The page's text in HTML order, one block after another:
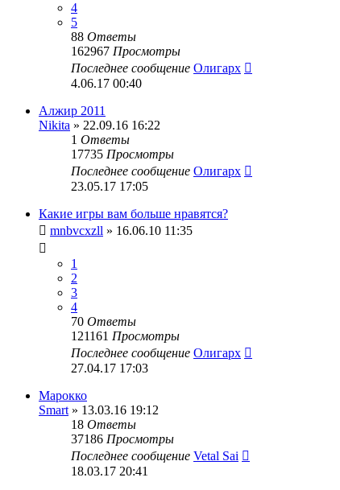
4
5
88 Ответы
162967 Просмотры
Последнее сообщение Олигарх
4.06.17 00:40
Алжир 2011
Nikita » 22.09.16 16:22
1 Ответы
17735 Просмотры
Последнее сообщение Олигарх
23.05.17 17:05
Какие игры вам больше нравятся?
mnbvcxzll » 16.06.10 11:35
1
2
3
4
70 Ответы
121161 Просмотры
Последнее сообщение Олигарх
27.04.17 17:03
Марокко
Smart » 13.03.16 19:12
18 Ответы
37186 Просмотры
Последнее сообщение Vetal Sai
18.03.17 20:41